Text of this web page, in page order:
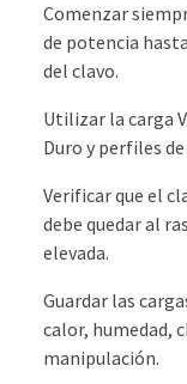
Comenzar
de potencia
del clavo.
Utilizar la carga
Duro y perfiles
Verificar que el
debe quedar al
elevada.
Guardar las
calor, humedad,
manipulación.